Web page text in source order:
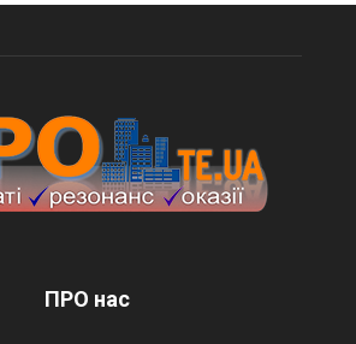
ПРО нас